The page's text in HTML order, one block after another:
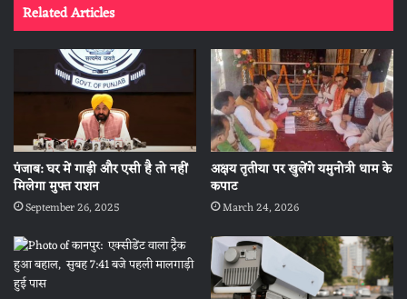
Related Articles
पंजाब: घर में गाड़ी और एसी है तो नहीं
मिलेगा मुफ्त राशन
September 26, 2025
अक्षय तृतीया पर खुलेंगे यमुनोत्री धाम के
कपाट
March 24, 2026